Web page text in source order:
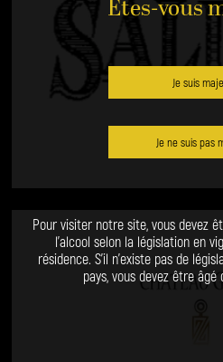
Êtes-vous
Je suis
Je ne suis pas
Pour visiter notre site, vous devez
l’alcool selon la législation en
résidence. S’il n’existe pas de
pays, vous devez être âgé
Château